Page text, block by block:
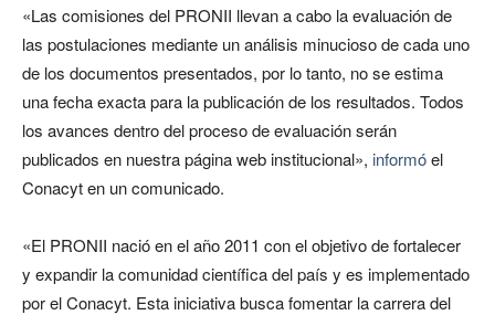
«Las comisiones del PRONII llevan a cabo la evaluación de
las postulaciones mediante un análisis minucioso de cada uno
de los documentos presentados, por lo tanto, no se estima
una fecha exacta para la publicación de los resultados. Todos
los avances dentro del proceso de evaluación serán
publicados en nuestra página web institucional», informóel
Conacyt en un comunicado.
«El PRONII nació en el año 2011 con el objetivo de fortalecer
y expandir la comunidad científica del país y es implementado
por el Conacyt. Esta iniciativa busca fomentar la carrera del